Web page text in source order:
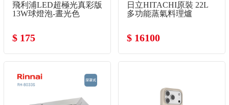
飛利浦LED超極光真彩版
13W球燈泡-晝光色
$ 175
日立HITACHI原裝 22L
多功能蒸氣料理爐
$ 16100